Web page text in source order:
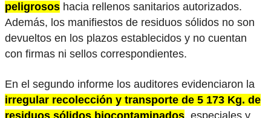
peligrosos hacia rellenos sanitarios autorizados.
Además, los manifiestos de residuos sólidos no son
devueltos en los plazos establecidos y no cuentan
con firmas ni sellos correspondientes.
En el segundo informe los auditores evidenciaron la
irregular recolección y transporte de 5 173 Kg. de